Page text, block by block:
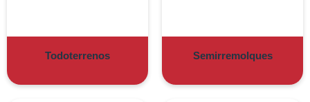
Todoterrenos Semirremolques